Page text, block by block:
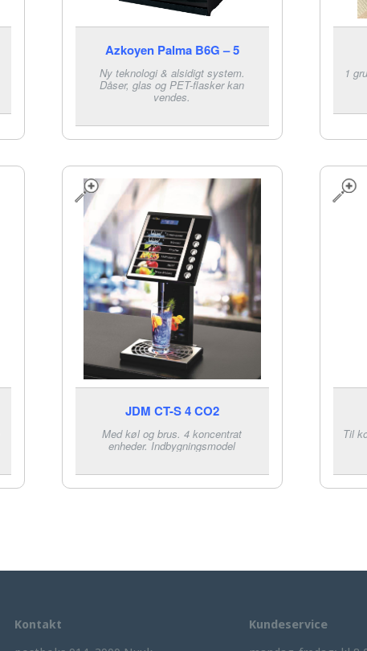
Azkoyen Palma B6G – 5
Ny teknologi & alsidigt system.
Dåser, glas og PET-flasker kan
vendes.
1
JDM CT-S 4 CO2
Med køl og brus. 4 koncentrat
enheder. Indbygningsmodel
Til
Kontakt
Kundeservice